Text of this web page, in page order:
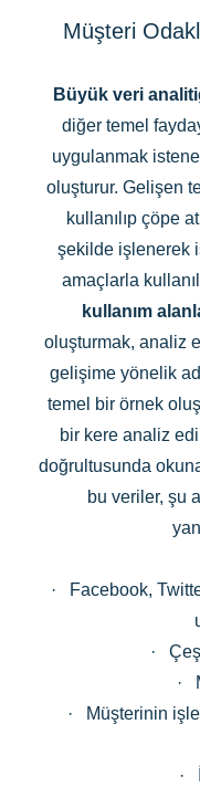
Müşteri
Büyük veri
diğer temel
uygulanmak
oluşturur. Gelişen
kullanılıp çöpe
şekilde işlenerek
amaçlarla
kullanım
oluşturmak, analiz
gelişime yönelik
temel bir örnek
bir kere analiz
doğrultusunda
bu veriler, şu
·
Facebook,
·
·
·
Müşterinin
·